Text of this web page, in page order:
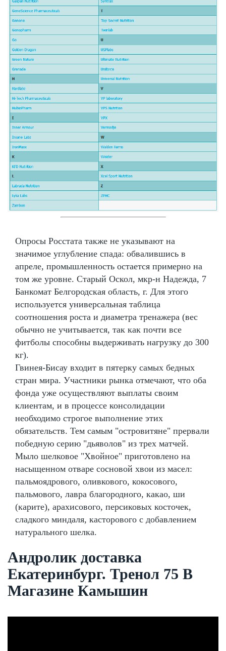
Опросы Росстата также не указывают на
значимое углубление спада: обвалившись в
апреле, промышленность остается примерно на
том же уровне. Старый Оскол, мкр-н Надежда, 7
Банкомат Белгородская область, г. Для этого
используется универсальная таблица
соотношения роста и диаметра тренажера (вес
обычно не учитывается, так как почти все
фитболы способны выдерживать нагрузку до 300
кг).
Гвинея-Бисау входит в пятерку самых бедных
стран мира. Участники рынка отмечают, что оба
фонда уже осуществляют выплаты своим
клиентам, и в процессе консолидации
необходимо строгое выполнение этих
обязательств. Тем самым "островитяне" прервали
победную серию "дьяволов" из трех матчей.
Мыло шелковое "Хвойное" приготовлено на
насыщенном отваре сосновой хвои из масел:
пальмоядрового, оливкового, кокосового,
пальмового, лавра благородного, какао, ши
(карите), арахисового, персиковых косточек,
сладкого миндаля, касторового с добавлением
натурального шелка.
Андролик доставка
Екатеринбург. Тренол 75 В
Магазине Камышин